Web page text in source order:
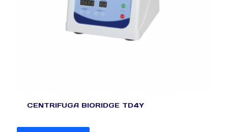
CENTRIFUGA BIORIDGE TD4Y